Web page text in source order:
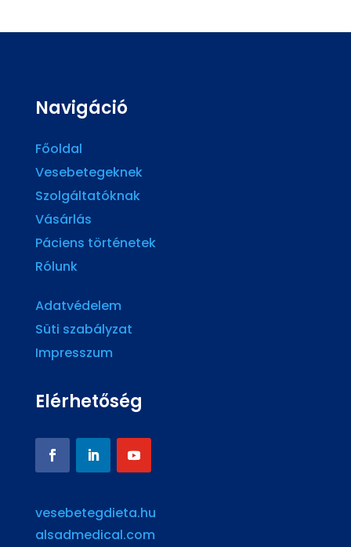
Navigáció
Főoldal
Vesebetegeknek
Szolgáltatóknak
Vásárlás
Páciens történetek
Rólunk
Adatvédelem
Süti szabályzat
Impresszum
Elérhetőség
vesebetegdieta.hu
alsadmedical.com